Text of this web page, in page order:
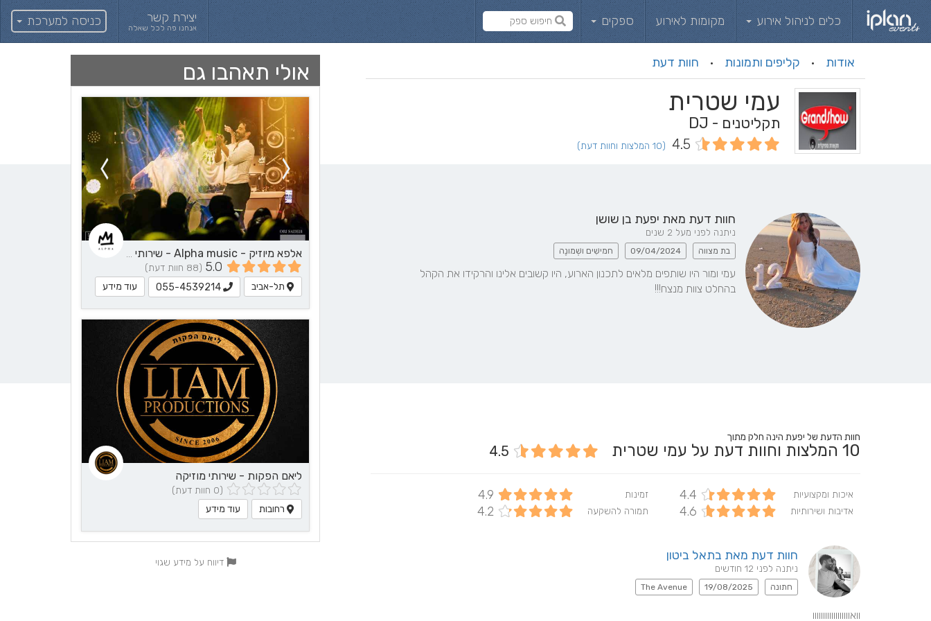
כלים לניהול אירוע מקומות לאירוע ספקים יצירת קשר
אנחנו פה לכל שאלה כניסה למערכת
אודות · קליפים ותמונות · חוות דעת אולי תאהבו גם
אלפא מיוזיק - Alpha music - שירותי מוזיקה
5.0 (88 חוות דעת)
תל-אביב 055-4539214 עוד מידע
ליאם הפקות - שירותי מוזיקה
(0 חוות דעת)
רחובות עוד מידע
דיווח על מידע שגוי
עמי שטרית
תקליטנים - DJ
4.5 (10 המלצות וחוות דעת)
חוות דעת מאת יפעת בן שושן
ניתנה לפני מעל 2 שנים
בת מצווה 09/04/2024 חמישִׁים ושְׁמונֶה
בהחלט צוות מנצח!!!
חוות הדעת של יפעת הינה חלק מתוך
10 המלצות וחוות דעת על עמי שטרית 4.5
איכות ומקצועיות 4.4 זמינות 4.9
אדיבות ושירותיות 4.6 תמורה להשקעה 4.2
חוות דעת מאת בתאל ביטון
ניתנה לפני 12 חודשים
חתונה 19/08/2025
The Avenue
וואוווווווווווווווווו